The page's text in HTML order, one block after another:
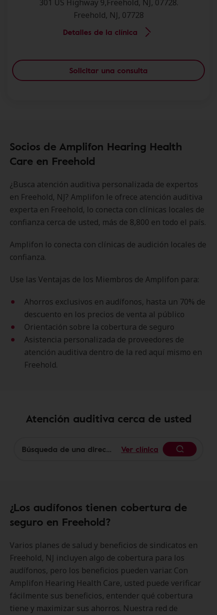
301 US Highway 9,Freehold, NJ, 07728.
Freehold, NJ, 07728
Detalles de la clínica
Solicitar una consulta
Socios de Amplifon Hearing Health
Care en Freehold
¿Busca atención auditiva personalizada de expertos
en Freehold, NJ? Amplifon le ofrece atención auditiva
experta en Freehold, lo conecta con clínicas locales de
confianza cerca de usted, más de 8,800 en todo el país.
Amplifon lo conecta con clínicas de audición locales de
confianza.
Use las Ventajas de los Miembros de Amplifon para:
Ahorros exclusivos en audífonos, hasta un 70% de
descuento en los precios de venta al público
Orientación sobre la cobertura de seguro
Asistencia personalizada de proveedores de
atención auditiva dentro de la red aquí mismo en
Freehold.
Atención auditiva cerca de usted
Ver clínica
¿Los audífonos tienen cobertura de
seguro en Freehold?
Varios planes de salud y beneficios de sindicatos en
Freehold, NJ incluyen algo de cobertura para los
audífonos, pero los beneficios pueden variar. Con
Amplifon Hearing Health Care, usted puede verificar
fácilmente sus beneficios, entender qué cobertura
tiene y maximizar sus ahorros. Nuestra red de